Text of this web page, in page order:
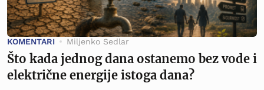
KOMENTARI Miljenko Sedlar
Što kada jednog dana ostanemo bez vode i
električne energije istoga dana?